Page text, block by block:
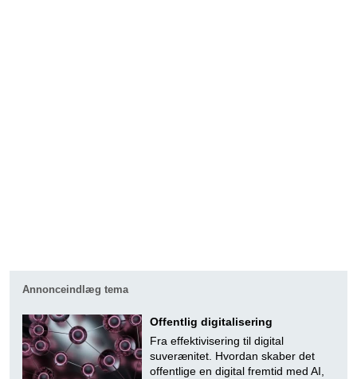
Annonceindlæg tema
Offentlig digitalisering
Fra effektivisering til digital
suverænitet. Hvordan skaber det
offentlige en digital fremtid med AI,